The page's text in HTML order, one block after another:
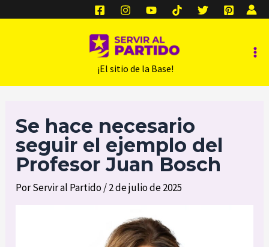
‎ ‎ ‎ ‎ ‎ ‎ ¡El sitio de la Base!
Se hace necesario
seguir el ejemplo del
Profesor Juan Bosch
PorServir al Partido/2 de julio de 2025